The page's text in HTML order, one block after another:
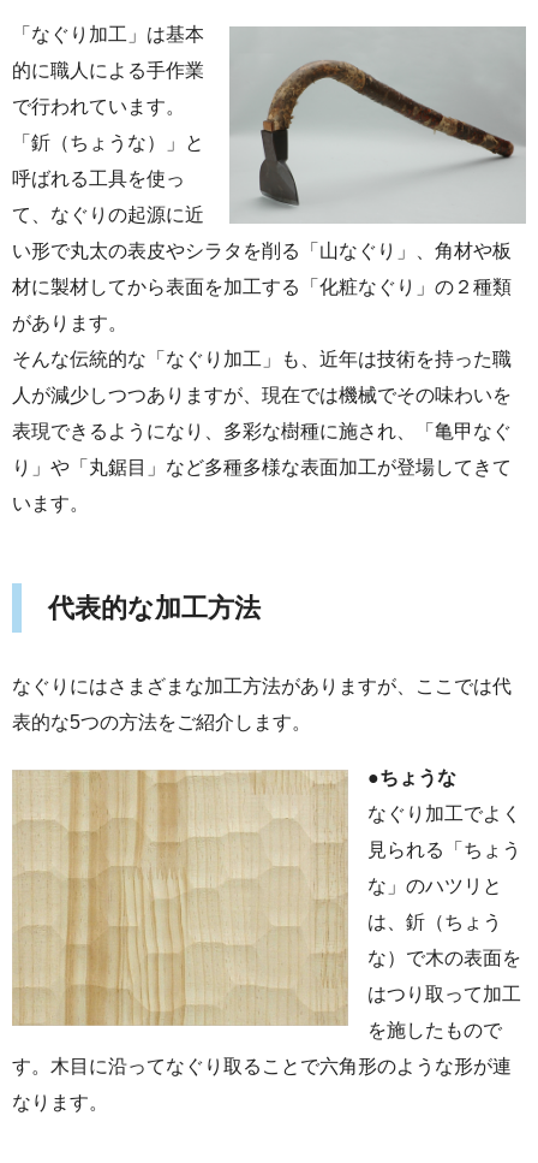
「なぐり加工」は基本
的に職人による手作業
で行われています。
「釿（ちょうな）」と
呼ばれる工具を使っ
て、なぐりの起源に近
い形で丸太の表皮やシラタを削る「山なぐり」、角材や板
材に製材してから表面を加工する「化粧なぐり」の２種類
があります。
そんな伝統的な「なぐり加工」も、近年は技術を持った職
人が減少しつつありますが、現在では機械でその味わいを
表現できるようになり、多彩な樹種に施され、「亀甲なぐ
り」や「丸鋸目」など多種多様な表面加工が登場してきて
います。
代表的な加工方法
なぐりにはさまざまな加工方法がありますが、ここでは代
表的な5つの方法をご紹介します。
●ちょうな
なぐり加工でよく
見られる「ちょう
な」のハツリと
は、釿（ちょう
な）で木の表面を
はつり取って加工
を施したもので
す。木目に沿ってなぐり取ることで六角形のような形が連
なります。